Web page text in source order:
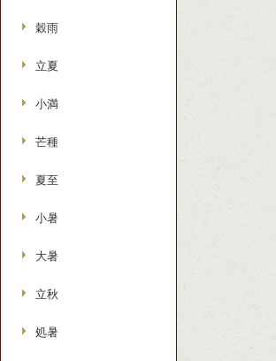
穀雨
立夏
小満
芒種
夏至
小暑
大暑
立秋
処暑